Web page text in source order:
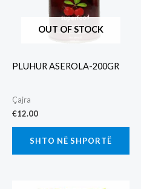
OUT OF STOCK
PLUHUR ASEROLA-200GR
Çajra
€12.00
SHTO NË SHPORTË